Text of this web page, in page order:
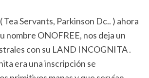
Tea Servants, Parkinson Dc.. ) ahora
nombre ONOFREE, nos deja un
con su LAND INCOGNITA .
era una inscripción se